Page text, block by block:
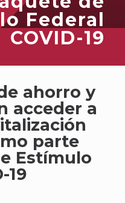
Federal
COVID-19
ahorro y
acceder a
parte
Estímulo
19